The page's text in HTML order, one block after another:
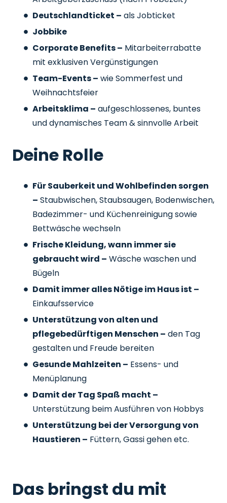
Deutschlandticket – als Jobticket
Jobbike
Corporate Benefits – Mitarbeiterrabatte
mit exklusiven Vergünstigungen
Team-Events – wie Sommerfest und
Weihnachtsfeier
Arbeitsklima – aufgeschlossenes, buntes
und dynamisches Team & sinnvolle Arbeit
Deine Rolle
Für Sauberkeit und Wohlbefinden sorgen
– Staubwischen, Staubsaugen, Bodenwischen,
Badezimmer- und Küchenreinigung sowie
Bettwäsche wechseln
Frische Kleidung, wann immer sie
gebraucht wird – Wäsche waschen und
Bügeln
Damit immer alles Nötige im Haus ist –
Einkaufsservice
Unterstützung von alten und
pflegebedürftigen Menschen – den Tag
gestalten und Freude bereiten
Gesunde Mahlzeiten – Essens- und
Menüplanung
Damit der Tag Spaß macht –
Unterstützung beim Ausführen von Hobbys
Unterstützung bei der Versorgung von
Haustieren – Füttern, Gassi gehen etc.
Das bringst du mit